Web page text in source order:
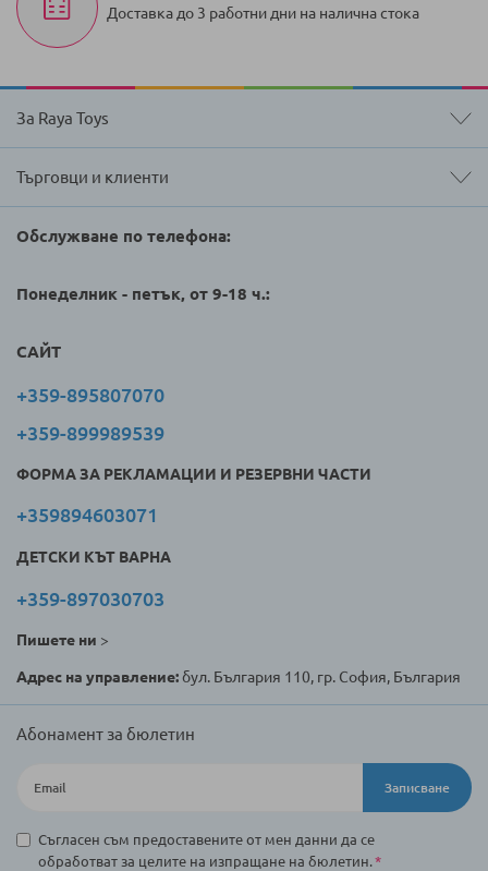
Доставка до 3 работни дни на налична стока
За Raya Toys
Търговци и клиенти
Обслужване по телефона:
Понеделник - петък, от 9-18 ч.:
САЙТ
+359-895807070
+359-899989539
ФОРМА ЗА РЕКЛАМАЦИИ И РЕЗЕРВНИ ЧАСТИ
+359894603071
ДЕТСКИ КЪТ ВАРНА
+359-897030703
Пишете ни >
Адрес на управление:бул. България 110, гр. София, България
Абонамент за бюлетин
Записване
Съгласен съм предоставените от мен данни да се
обработват за целите на изпращане на бюлетин.